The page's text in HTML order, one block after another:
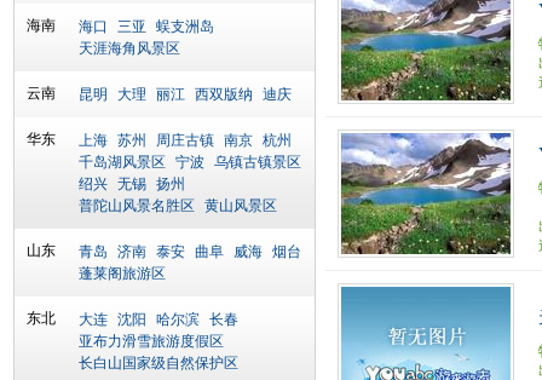
海南 海口 三亚
蜈支洲岛
天涯海角风景区
云南 昆明 大理 丽江 西双版纳 迪庆
华东 上海 苏州 周庄古镇 南京 杭州
千岛湖风景区
宁波
乌镇古镇景区
绍兴 无锡 扬州
普陀山风景名胜区
黄山风景区
山东 青岛 济南 泰安 曲阜 威海 烟台
蓬莱阁旅游区
东北 大连 沈阳 哈尔滨 长春
亚布力滑雪旅游度假区
长白山国家级自然保护区